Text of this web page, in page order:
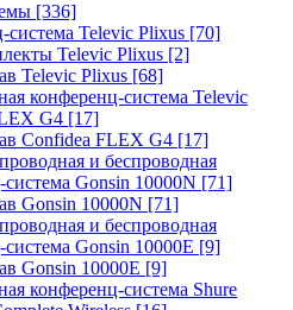
[336]
Televic Plixus [70]
Televic Plixus [2]
Televic Plixus [68]
конференц-система Televic
G4 [17]
Confidea FLEX G4 [17]
и беспроводная
Gonsin 10000N [71]
Gonsin 10000N [71]
и беспроводная
Gonsin 10000E [9]
Gonsin 10000E [9]
конференц-система Shure